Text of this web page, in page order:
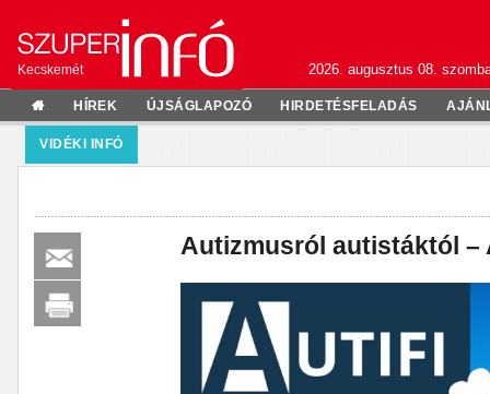
Kecskemét 2026. augusztus 08.
HÍREK ÚJSÁGLAPOZÓ HIRDETÉSFELADÁS
VIDÉKI INFÓ
Autizmusról autistáktól –